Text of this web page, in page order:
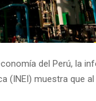
del Perú, la
(INEI) muestra que